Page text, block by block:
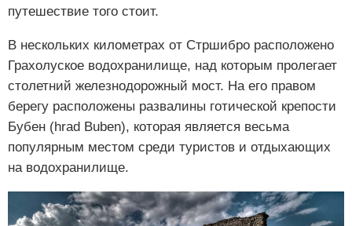
путешествие того стоит.
В нескольких километрах от Стршибро расположено
Грахолуское водохранилище, над которым пролегает
столетний железнодорожный мост. На его правом
берегу расположены развалины готической крепости
Бубен (hrad Buben), которая является весьма
популярным местом среди туристов и отдыхающих
на водохранилище.